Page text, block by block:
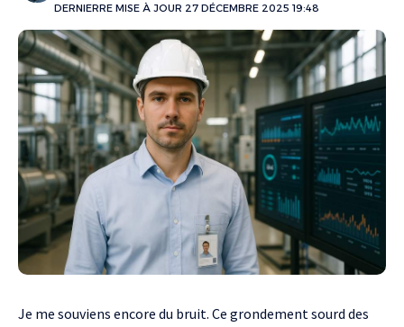
DERNIERRE MISE À JOUR 27 DÉCEMBRE 2025 19:48
Je me souviens encore du bruit. Ce grondement sourd des